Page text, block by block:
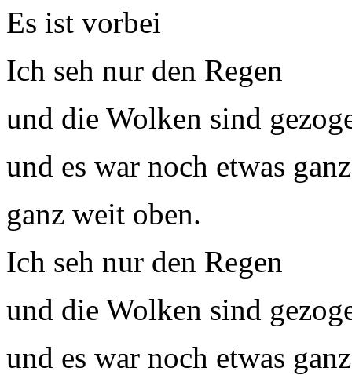
Es ist vorbei
Ich seh nur den Regen
und die Wolken sind
und es war noch etwas
ganz weit oben.
Ich seh nur den Regen
und die Wolken sind
und es war noch etwas